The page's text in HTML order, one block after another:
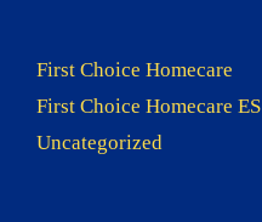
First Choice Homecare
First Choice Homecare ES
Uncategorized